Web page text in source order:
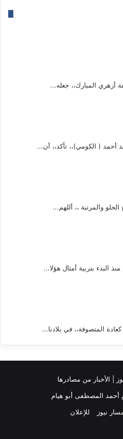
أزهري المبارك،، جعله...
أحمد ( الكومي)،، تأكد،، أن...
والمرتبة ،، أللهم...
البدء بتربية أمثال هؤلا...
المتصوفة،، في بلادنا...
أحمد المصطفى أبو هيام
نيوز للإعلان